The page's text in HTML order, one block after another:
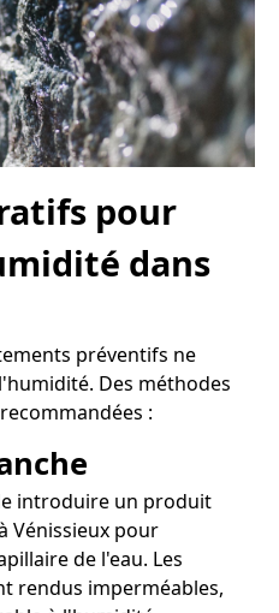
pour
dans
préventifs ne
Des méthodes
:
introduire un produit
Vénissieux pour
de l'eau. Les
rendus imperméables,